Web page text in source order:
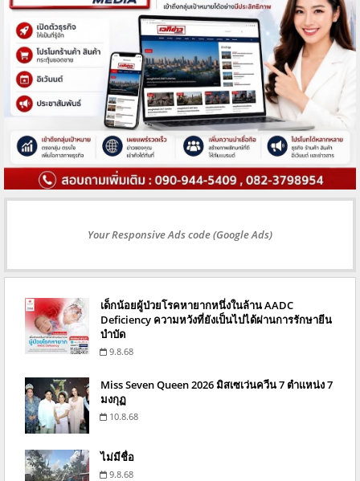
Your Responsive Ads code (Google Ads)
เด็กน้อยผู้ป่วยโรคหายากหนึ่งในล้าน AADC
Deficiency ความหวังที่ยังเป็นไปได้ผ่านการรักษายีน
บำบัด
9.8.68
Miss Seven Queen 2026 มิสเซเว่นควีน 7 ตำแหน่ง 7
มงกุฏ
10.8.68
ไม่มีชื่อ
9.8.68